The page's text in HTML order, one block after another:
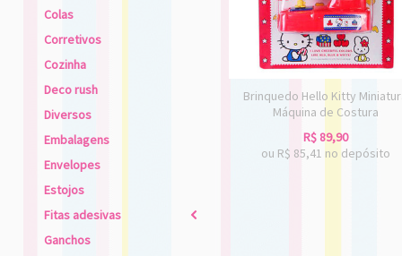
Colas
Corretivos
Cozinha
Deco rush
Diversos
Embalagens
Envelopes
Estojos
Fitas adesivas
2
Ganchos
Brinquedo Hello Kitty
Máquina de Costura
R$ 89,90
ou R$ 85,41 no depósito